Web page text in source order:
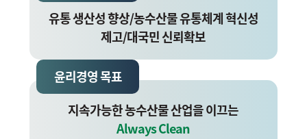
유통 생산성 향상/농수산물 유통체계 혁신성
제고/대국민 신뢰확보
윤리경영 목표
지속가능한 농수산물 산업을 이끄는
Always Clean